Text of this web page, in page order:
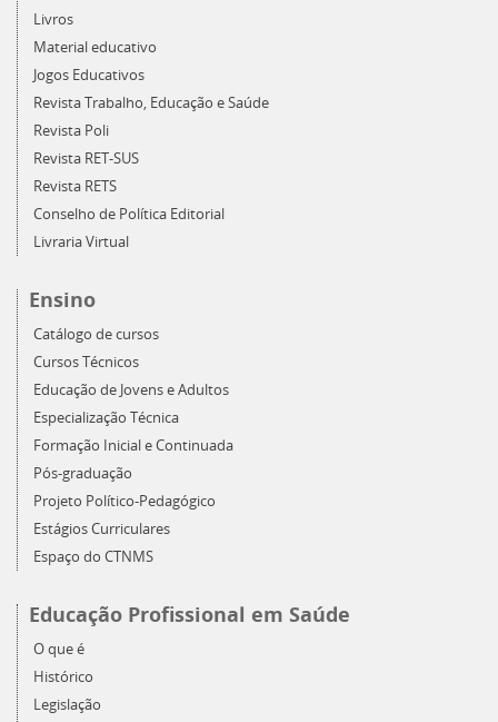
Livros
Material educativo
Jogos Educativos
Revista Trabalho, Educação e Saúde
Revista Poli
Revista RET-SUS
Revista RETS
Conselho de Política Editorial
Livraria Virtual
Ensino
Catálogo de cursos
Cursos Técnicos
Educação de Jovens e Adultos
Especialização Técnica
Formação Inicial e Continuada
Pós-graduação
Projeto Político-Pedagógico
Estágios Curriculares
Espaço do CTNMS
Educação Profissional em Saúde
O que é
Histórico
Legislação